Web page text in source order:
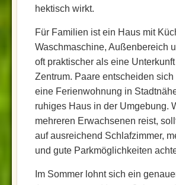
hektisch wirkt.
Für Familien ist ein Haus mit
Waschmaschine, Außenbereich
oft praktischer als eine
Zentrum. Paare entscheiden sich
eine Ferienwohnung in
ruhiges Haus in der Umgebung.
mehreren Erwachsenen reist,
auf ausreichend Schlafzimmer,
und gute Parkmöglichkeiten
Im Sommer lohnt sich ein